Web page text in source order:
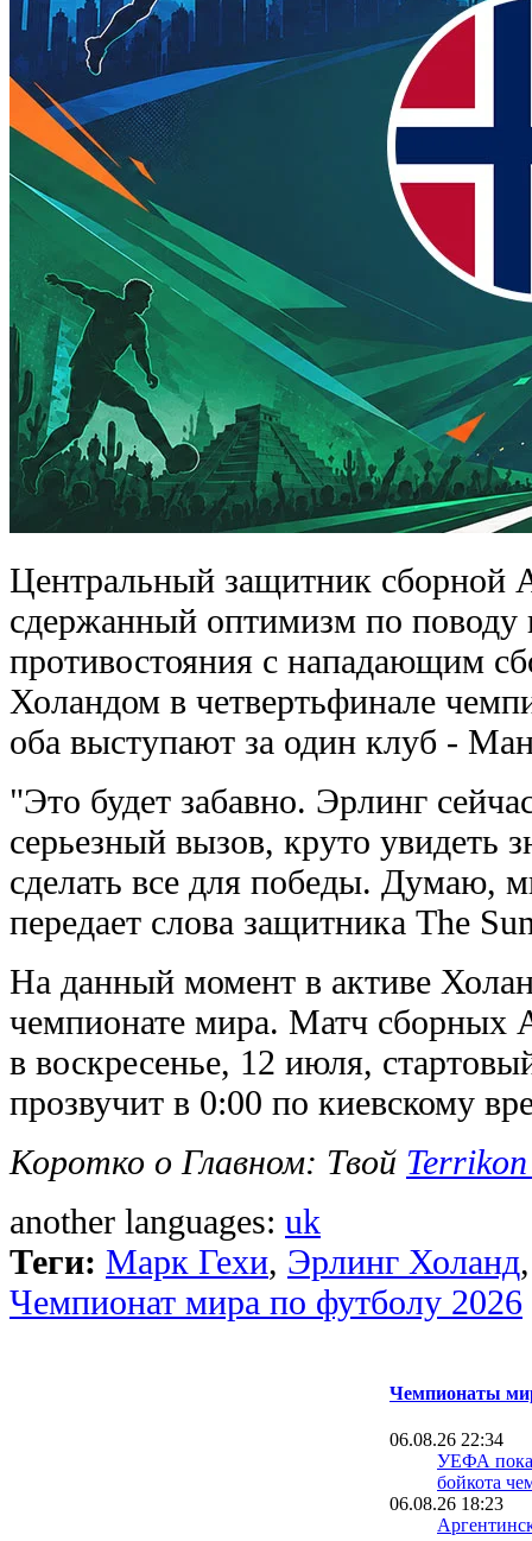
Центральный защитник сборной
сдержанный оптимизм по поводу
противостояния с нападающим
Холандом в четвертьфинале
оба выступают за один клуб -
"Это будет забавно. Эрлинг
серьезный вызов, круто увидеть
сделать все для победы. Думаю,
передает слова защитника The
На данный момент в активе
чемпионате мира. Матч сборных
в воскресенье, 12 июля,
прозвучит в 0:00 по киевскому
Коротко о Главном: Твой
another languages: uk
Теги: Марк Гехи, Эрлинг Холанд
Чемпионат мира по футболу 2026
Чемпионаты
06.08.26 22:34
УЕФА пока
бойкота
06.08.26 18:23